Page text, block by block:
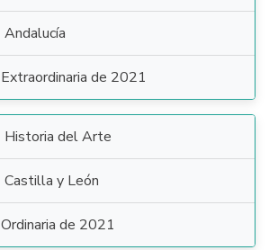
Andalucía
Extraordinaria de 2021
Historia del Arte
Castilla y León
Ordinaria de 2021